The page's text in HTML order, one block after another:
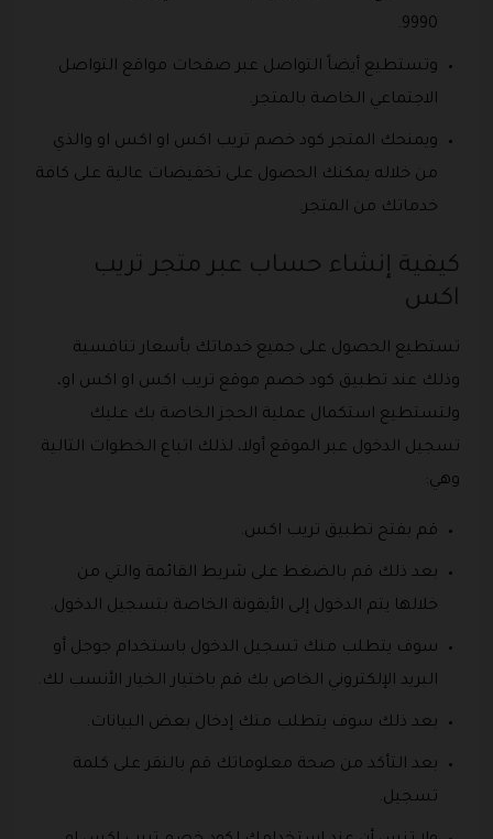
9990.
وتستطيع أيضاً التواصل عبر صفحات مواقع التواصل
الاجتماعي الخاصة بالمتجر.
ويمنحك المتجر كود خصم تريب اكس او اكس او والذي
من خلاله يمكنك الحصول على تخفيضات عالية على كافة
خدماتك من المتجر.
كيفية إنشاء حساب عبر متجر تريب
اكس
تستطيع الحصول على جميع خدماتك بأسعار تنافسية
وذلك عند تطبيق كود خصم موقع تريب اكس او اكس او،
ولتستطيع استكمال عملية الحجز الخاصة بك عليك
تسجيل الدخول عبر الموقع أولا، لذلك اتباع الخطوات التالية
وهي:
قم بفتح تطبيق تريب اكس.
بعد ذلك قم بالضغط على شريط القائمة والتي من
خلالها يتم الدخول إلى الأيقونة الخاصة بتسجيل الدخول.
سوف يتطلب منك تسجيل الدخول باستخدام جوجل أو
البريد الإلكتروني الخاص بك قم باختيار الخيار الأنسب لك.
بعد ذلك سوف يتطلب منك إدخال بعض البيانات.
بعد التأكد من صحة معلوماتك قم بالنقر على كلمة
تسجيل.